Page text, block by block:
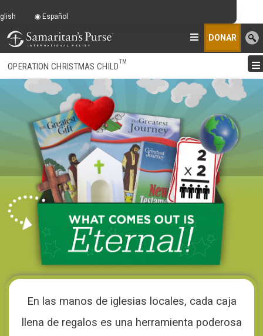
DONAR
OPERATION CHRISTMAS CHILDTM
En las manos de iglesias locales, cada caja
llena de regalos es una herramienta poderosa
Español